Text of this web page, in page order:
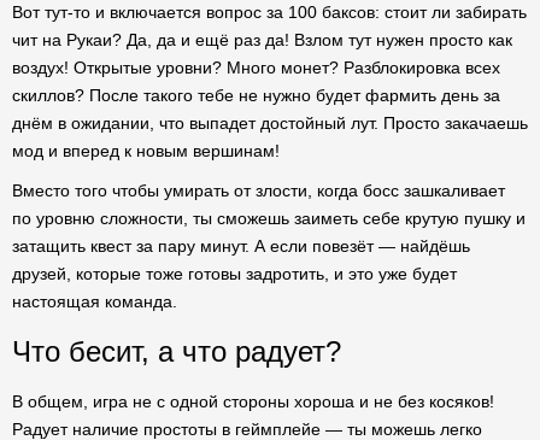
Вот тут-то и включается вопрос за 100 баксов: стоит ли забирать
чит на Рукаи? Да, да и ещё раз да! Взлом тут нужен просто как
воздух! Открытые уровни? Много монет? Разблокировка всех
скиллов? После такого тебе не нужно будет фармить день за
днём в ожидании, что выпадет достойный лут. Просто закачаешь
мод и вперед к новым вершинам!
Вместо того чтобы умирать от злости, когда босс зашкаливает
по уровню сложности, ты сможешь заиметь себе крутую пушку и
затащить квест за пару минут. А если повезёт — найдёшь
друзей, которые тоже готовы задротить, и это уже будет
настоящая команда.
Что бесит, а что радует?
В общем, игра не с одной стороны хороша и не без косяков!
Радует наличие простоты в геймплейе — ты можешь легко